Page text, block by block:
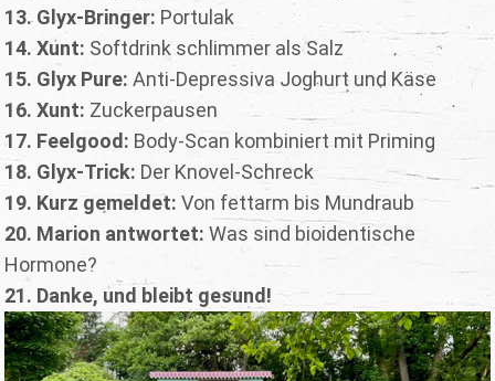
13. Glyx-Bringer: Portulak
14. Xunt: Softdrink schlimmer als Salz
15. Glyx Pure: Anti-Depressiva Joghurt und Käse
16. Xunt: Zuckerpausen
17. Feelgood: Body-Scan kombiniert mit Priming
18. Glyx-Trick: Der Knovel-Schreck
19. Kurz gemeldet: Von fettarm bis Mundraub
20. Marion antwortet: Was sind bioidentische
Hormone?
21. Danke, und bleibt gesund!